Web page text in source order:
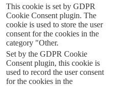
This cookie is set by GDPR
Cookie Consent plugin. The
cookie is used to store the user
consent for the cookies in the
category "Other.
Set by the GDPR Cookie
Consent plugin, this cookie is
used to record the user consent
for the cookies in the